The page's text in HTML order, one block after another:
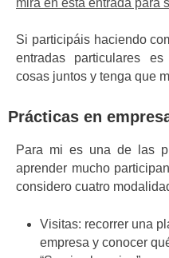
Si participáis haciendo
entradas particulares
cosas juntos y tenga que
Prácticas en
Para mi es una de las
aprender mucho
considero cuatro
Visitas: recorrer una
empresa y conocer